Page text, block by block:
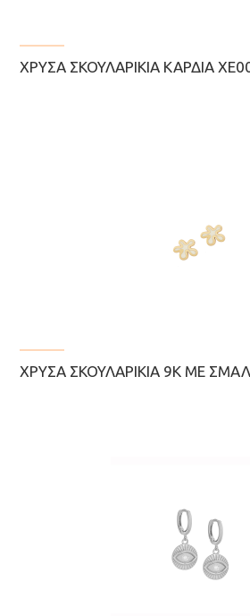
ΧΡΥΣΆ ΣΚΟΥΛΑΡΊΚΙΑ ΚΑΡΔΙΆ
ΧΡΥΣΆ ΣΚΟΥΛΑΡΊΚΙΑ 9Κ ΜΕ